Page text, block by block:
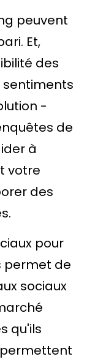
peuvent
Et,
des
-
de
à
votre
des
pour
permet de
sociaux
qu'ils